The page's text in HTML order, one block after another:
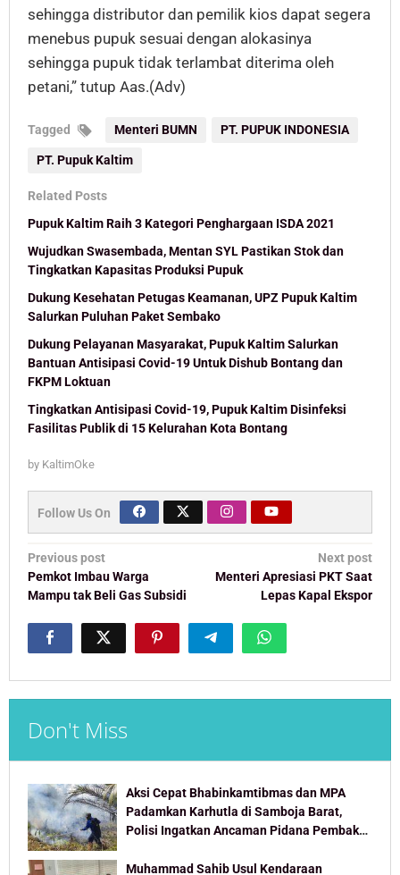
sehingga distributor dan pemilik kios dapat segera
menebus pupuk sesuai dengan alokasinya
sehingga pupuk tidak terlambat diterima oleh
petani,” tutup Aas.(Adv)
Tagged Menteri BUMN PT. PUPUK INDONESIA
PT. Pupuk Kaltim
Related Posts
Pupuk Kaltim Raih 3 Kategori Penghargaan ISDA 2021
Wujudkan Swasembada, Mentan SYL Pastikan Stok dan
Tingkatkan Kapasitas Produksi Pupuk
Dukung Kesehatan Petugas Keamanan, UPZ Pupuk Kaltim
Salurkan Puluhan Paket Sembako
Dukung Pelayanan Masyarakat, Pupuk Kaltim Salurkan
Bantuan Antisipasi Covid-19 Untuk Dishub Bontang dan
FKPM Loktuan
Tingkatkan Antisipasi Covid-19, Pupuk Kaltim Disinfeksi
Fasilitas Publik di 15 Kelurahan Kota Bontang
by KaltimOke
Follow Us On
Post
navigation
Previous post
Pemkot Imbau Warga
Mampu tak Beli Gas Subsidi
Next post
Menteri Apresiasi PKT Saat
Lepas Kapal Ekspor
Don't Miss
Aksi Cepat Bhabinkamtibmas dan MPA
Padamkan Karhutla di Samboja Barat,
Polisi Ingatkan Ancaman Pidana Pembakar
Muhammad Sahib Usul Kendaraan